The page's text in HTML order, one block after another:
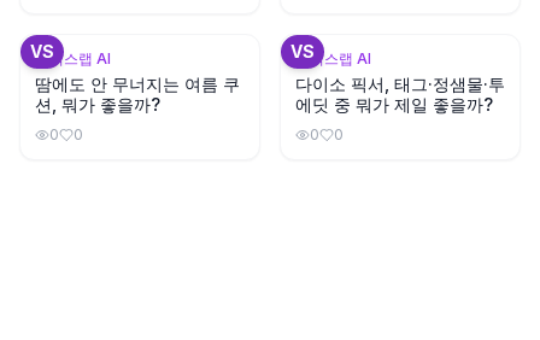
VS
뷰틱스랩 AI
땀에도 안 무너지는 여름 쿠
션, 뭐가 좋을까?
0 0
VS
뷰틱스랩 AI
다이소 픽서, 태그·정샘물·투
에딧 중 뭐가 제일 좋을까?
0 0